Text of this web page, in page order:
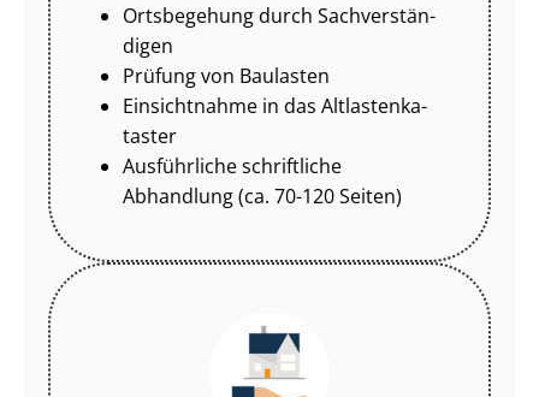
Ortsbegehung durch Sach­ver­stän­
di­gen
Prüfung von Baulasten
Einsichtnahme in das Alt­las­ten­ka­
tas­ter
Ausführliche schriftliche
Abhandlung (ca. 70-120 Seiten)